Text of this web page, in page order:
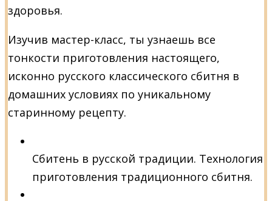
здоровья.
Изучив мастер-класс, ты узнаешь все
тонкости приготовления настоящего,
исконно русского классического сбитня в
домашних условиях по уникальному
старинному рецепту.
Сбитень в русской традиции. Технология
приготовления традиционного сбитня.